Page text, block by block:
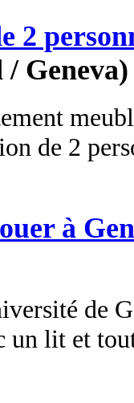
2
Geneva)
de 2
à
de
un lit et